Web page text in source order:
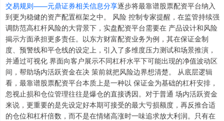
交易规则——元鼎证券相关信息分享逐步将最靠谱股票配资平台纳入
到更为稳健的资产配置框架之中。 风险 控制专家提醒，在监管持续强
调防范高杠杆风险的大背景下，实盘配资平台需要在 产品设计和风险
揭示方面承担更多责任。以东方财富配资业务为例，其在保证金制
度、预警线和平仓线的设定上，引入了多维度压力测试和场景推演，
并通过可视化 界面向客户展示不同杠杆水平下可能出现的净值波动区
间，帮助场内活跃资金在决 策前就把风险边界想清楚。 从底层逻辑
看，最靠谱股票配资平台本质上是一种以 保证金为基础的杠杆安排，
忽视止损和仓位管理往往是爆仓的直接诱因。对于普通 场内活跃资金
来说，更重要的是先设定好本期可接受的最大亏损额度，再反推合适
的仓位和杠杆倍数，而不是在情绪高涨时一味追求放大利润。只有在
上证综指 3940.04 +39.68 +1.02%